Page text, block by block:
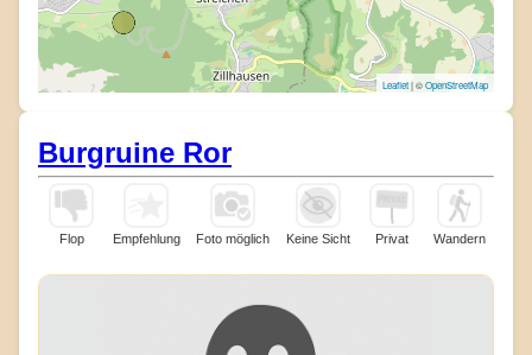
Leaflet| ©OpenStreetMap
Burgruine Ror
Flop Empfehlung Foto möglich Keine Sicht Privat Wandern